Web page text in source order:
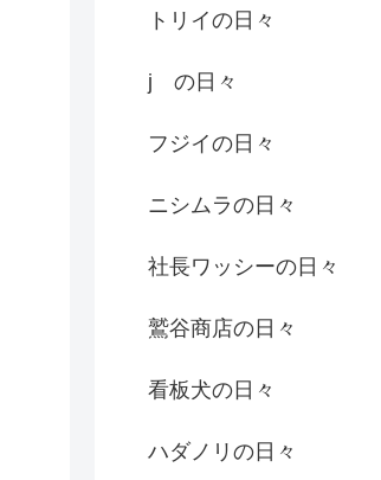
トリイの日々
j の日々
フジイの日々
ニシムラの日々
社長ワッシーの日々
鷲谷商店の日々
看板犬の日々
ハダノリの日々